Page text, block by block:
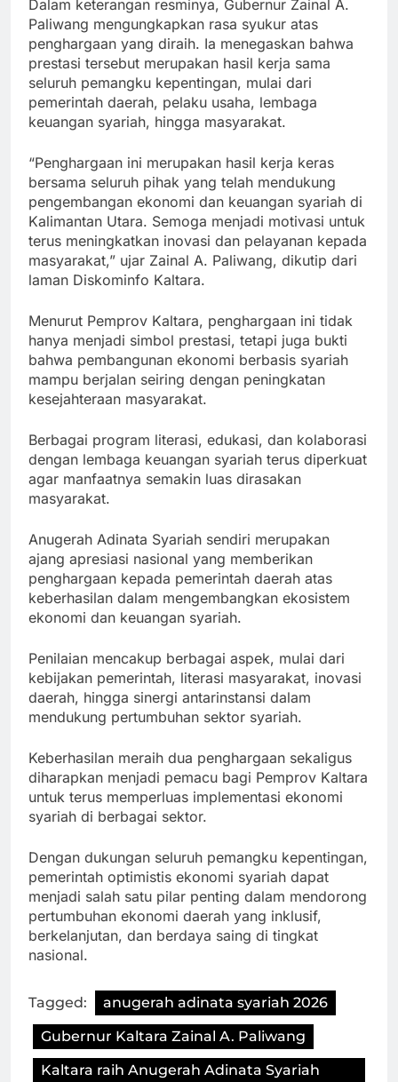
Dalam keterangan resminya, Gubernur Zainal A.
Paliwang mengungkapkan rasa syukur atas
penghargaan yang diraih. Ia menegaskan bahwa
prestasi tersebut merupakan hasil kerja sama
seluruh pemangku kepentingan, mulai dari
pemerintah daerah, pelaku usaha, lembaga
keuangan syariah, hingga masyarakat.
“Penghargaan ini merupakan hasil kerja keras
bersama seluruh pihak yang telah mendukung
pengembangan ekonomi dan keuangan syariah di
Kalimantan Utara. Semoga menjadi motivasi untuk
terus meningkatkan inovasi dan pelayanan kepada
masyarakat,” ujar Zainal A. Paliwang, dikutip dari
laman Diskominfo Kaltara.
Menurut Pemprov Kaltara, penghargaan ini tidak
hanya menjadi simbol prestasi, tetapi juga bukti
bahwa pembangunan ekonomi berbasis syariah
mampu berjalan seiring dengan peningkatan
kesejahteraan masyarakat.
Berbagai program literasi, edukasi, dan kolaborasi
dengan lembaga keuangan syariah terus diperkuat
agar manfaatnya semakin luas dirasakan
masyarakat.
Anugerah Adinata Syariah sendiri merupakan
ajang apresiasi nasional yang memberikan
penghargaan kepada pemerintah daerah atas
keberhasilan dalam mengembangkan ekosistem
ekonomi dan keuangan syariah.
Penilaian mencakup berbagai aspek, mulai dari
kebijakan pemerintah, literasi masyarakat, inovasi
daerah, hingga sinergi antarinstansi dalam
mendukung pertumbuhan sektor syariah.
Keberhasilan meraih dua penghargaan sekaligus
diharapkan menjadi pemacu bagi Pemprov Kaltara
untuk terus memperluas implementasi ekonomi
syariah di berbagai sektor.
Dengan dukungan seluruh pemangku kepentingan,
pemerintah optimistis ekonomi syariah dapat
menjadi salah satu pilar penting dalam mendorong
pertumbuhan ekonomi daerah yang inklusif,
berkelanjutan, dan berdaya saing di tingkat
nasional.
Tagged:
anugerah adinata syariah 2026
Gubernur Kaltara Zainal A. Paliwang
Kaltara raih Anugerah Adinata Syariah